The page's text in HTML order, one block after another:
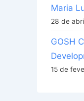
Maria
28 de
GOSH
15 de